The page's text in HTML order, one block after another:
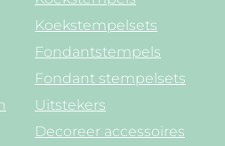
Koekstempelsets
Fondantstempels
Fondant stempelsets
Uitstekers
Decoreer accessoires